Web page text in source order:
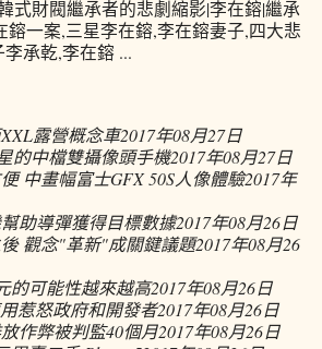
式財閥繼承者的悲劇縮影|李在鎔|繼承
鎔一案,三星李在鎔,李在鎔妻子,四大悲
承乾,李在鎔 ...
露營概念車2017年08月27日
的中檔雙攝像頭手機2017年08月27日
中畫幅富士GFX 50S人像體驗2017年
助導彈獲得目標數據2017年08月26日
觀念"革新"成關鍵議題2017年08月26
的可能性越來越高2017年08月26日
惹怒政府和開發者2017年08月26日
作弊被判監40個月2017年08月26日